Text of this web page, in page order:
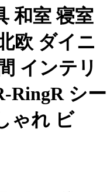
和室 寝室
欧 ダイニ
インテリ
RingR シー
ゃれ ビ